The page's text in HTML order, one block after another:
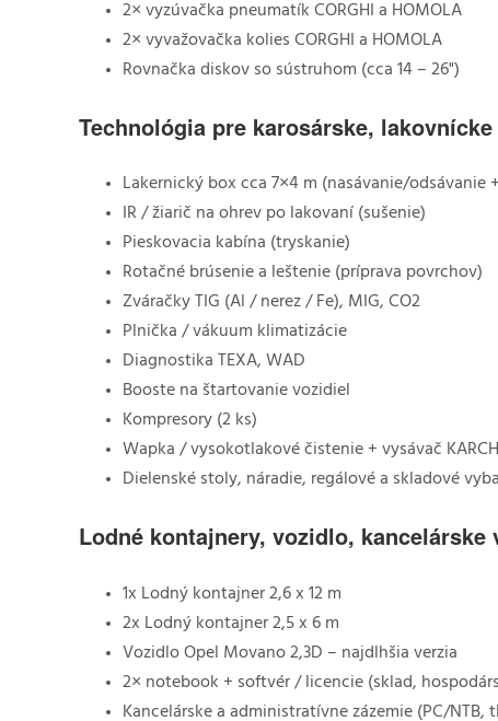
2× vyzúvačka pneumatík CORGHI a HOMOLA
2× vyvažovačka kolies CORGHI a HOMOLA
Rovnačka diskov so sústruhom (cca 14 – 26")
Technológia pre karosárske,
Lakernický box cca 7×4 m (nasávanie/odsávanie
IR / žiarič na ohrev po lakovaní (sušenie)
Pieskovacia kabína (tryskanie)
Rotačné brúsenie a leštenie (príprava povrchov)
Zváračky TIG (Al / nerez / Fe), MIG, CO2
Plnička / vákuum klimatizácie
Diagnostika TEXA, WAD
Booste na štartovanie vozidiel
Kompresory (2 ks)
Wapka / vysokotlakové čistenie + vysávač
Dielenské stoly, náradie, regálové a skladové
Lodné kontajnery, vozidlo, kancelárske
1x Lodný kontajner 2,6 x 12 m
2x Lodný kontajner 2,5 x 6 m
Vozidlo Opel Movano 2,3D – najdlhšia verzia
2× notebook + softvér / licencie (sklad,
Kancelárske a administratívne zázemie (PC/NTB,